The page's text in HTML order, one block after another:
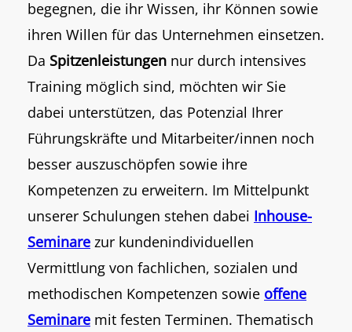
begegnen, die ihr Wissen, ihr Können sowie
ihren Willen für das Unternehmen einsetzen.
Da Spitzenleistungen nur durch intensives
Training möglich sind, möchten wir Sie
dabei unterstützen, das Potenzial Ihrer
Führungskräfte und Mitarbeiter/innen noch
besser auszuschöpfen sowie ihre
Kompetenzen zu erweitern. Im Mittelpunkt
unserer Schulungen stehen dabei Inhouse-
Seminare zur kundenindividuellen
Vermittlung von fachlichen, sozialen und
methodischen Kompetenzen sowie offene
Seminare mit festen Terminen. Thematisch